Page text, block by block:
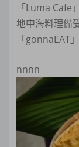
「Luma
地中海料理備
「gonnaEAT
nnnn